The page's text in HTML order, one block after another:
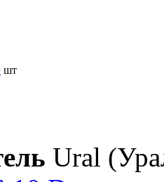
шт
Ural